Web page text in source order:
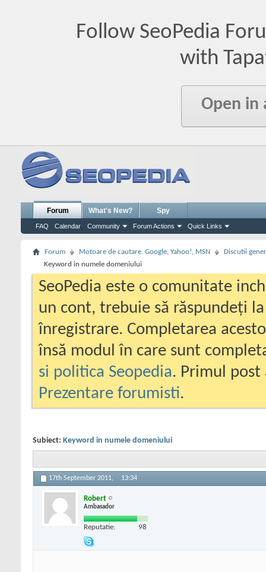
Follow SeoPedia
with
Open in
Forum
FAQ Calendar Community Forum Actions Quick Links
What's New? Spy
Forum Motoare de cautare. Google, Yahoo!, MSN
Discutii
Keyword in numele domeniului
SeoPedia este o comunitate
un cont, trebuie să răspundeți
înregistrare. Completarea
însă modul în care sunt
si politica Seopedia. Primul
Prezentare forumisti.
Subiect: Keyword in numele domeniului
17th September 2011, 13:34
Robert
Ambasador
Reputatie: 98